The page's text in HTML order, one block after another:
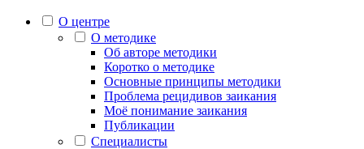
О центре
О методике
Об авторе методики
Коротко о методике
Основные принципы методики
Проблема рецидивов заикания
Моё понимание заикания
Публикации
Специалисты